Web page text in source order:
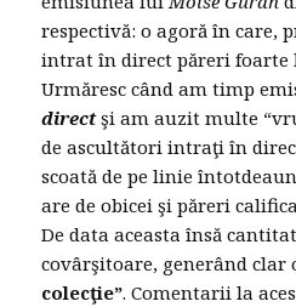
respectivă: o agoră în care,
intrat în direct păreri foarte
Urmăresc când am timp
directşi am auzit multe
de ascultători intraţi în
scoată de pe linie
are de obicei şi păreri
De data aceasta însă
covârşitoare, generând clar
colecţie”. Comentarii la